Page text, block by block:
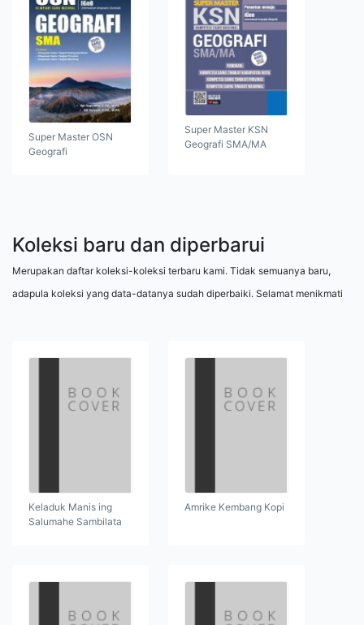
Super Master OSN
Geografi
Super Master KSN
Geografi SMA/MA
Koleksi baru dan diperbarui
Merupakan daftar koleksi-koleksi terbaru kami. Tidak semuanya baru,
adapula koleksi yang data-datanya sudah diperbaiki. Selamat menikmati
Keladuk Manis ing
Salumahe Sambilata
Amrike Kembang Kopi